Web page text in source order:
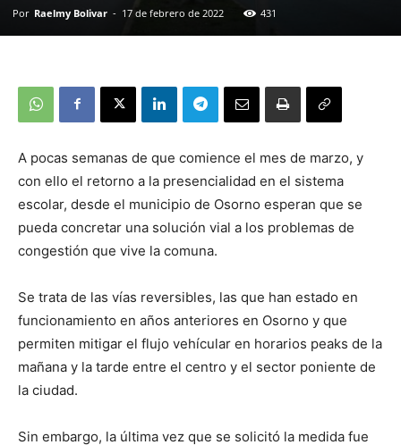
Por Raelmy Bolivar - 17 de febrero de 2022 431
A pocas semanas de que comience el mes de marzo, y
con ello el retorno a la presencialidad en el sistema
escolar, desde el municipio de Osorno esperan que se
pueda concretar una solución vial a los problemas de
congestión que vive la comuna.
Se trata de las vías reversibles, las que han estado en
funcionamiento en años anteriores en Osorno y que
permiten mitigar el flujo vehícular en horarios peaks de la
mañana y la tarde entre el centro y el sector poniente de
la ciudad.
Sin embargo, la última vez que se solicitó la medida fue